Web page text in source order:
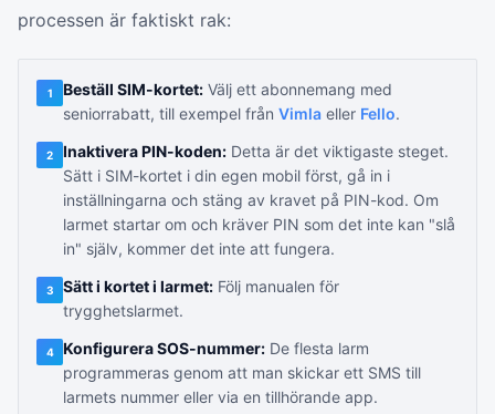
processen är faktiskt rak:
1 Beställ SIM-kortet: Välj ett abonnemang med
seniorrabatt, till exempel från Vimla eller Fello.
2 Inaktivera PIN-koden: Detta är det viktigaste steget.
Sätt i SIM-kortet i din egen mobil först, gå in i
inställningarna och stäng av kravet på PIN-kod. Om
larmet startar om och kräver PIN som det inte kan "slå
in" själv, kommer det inte att fungera.
3 Sätt i kortet i larmet: Följ manualen för
trygghetslarmet.
4 Konfigurera SOS-nummer: De flesta larm
programmeras genom att man skickar ett SMS till
larmets nummer eller via en tillhörande app.